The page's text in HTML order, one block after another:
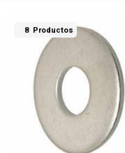
8 Productos